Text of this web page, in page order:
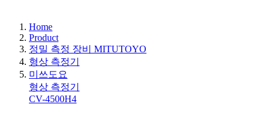
Home
Product
정밀 측정 장비 MITUTOYO
형상 측정기
미쓰도요
형상 측정기
CV-4500H4